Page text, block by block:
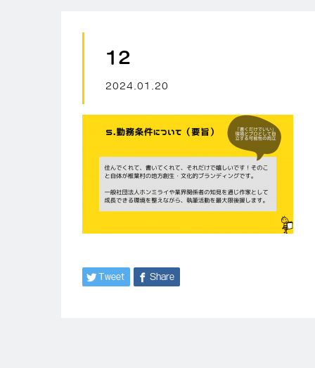
12
2024.01.20
Tweet Share